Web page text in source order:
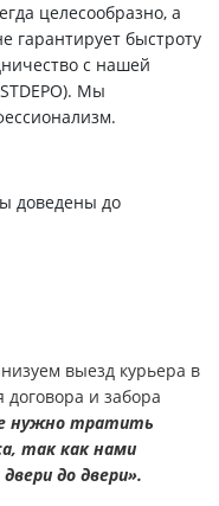
целесообразно, а
гарантирует быстроту
с нашей
Мы
доведены до
выезд курьера в
и забора
нужно тратить
так как нами
до двери».